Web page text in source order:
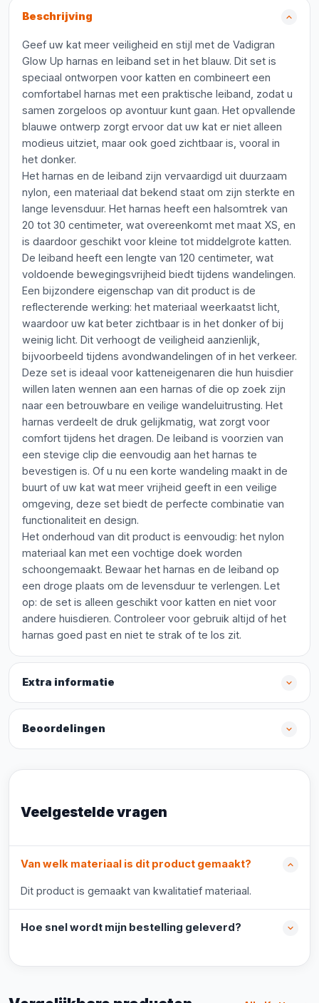
Beschrijving
Geef uw kat meer veiligheid en stijl met de Vadigran
Glow Up harnas en leiband set in het blauw. Dit set is
speciaal ontworpen voor katten en combineert een
comfortabel harnas met een praktische leiband, zodat u
samen zorgeloos op avontuur kunt gaan. Het opvallende
blauwe ontwerp zorgt ervoor dat uw kat er niet alleen
modieus uitziet, maar ook goed zichtbaar is, vooral in
het donker.
Het harnas en de leiband zijn vervaardigd uit duurzaam
nylon, een materiaal dat bekend staat om zijn sterkte en
lange levensduur. Het harnas heeft een halsomtrek van
20 tot 30 centimeter, wat overeenkomt met maat XS, en
is daardoor geschikt voor kleine tot middelgrote katten.
De leiband heeft een lengte van 120 centimeter, wat
voldoende bewegingsvrijheid biedt tijdens wandelingen.
Een bijzondere eigenschap van dit product is de
reflecterende werking: het materiaal weerkaatst licht,
waardoor uw kat beter zichtbaar is in het donker of bij
weinig licht. Dit verhoogt de veiligheid aanzienlijk,
bijvoorbeeld tijdens avondwandelingen of in het verkeer.
Deze set is ideaal voor katteneigenaren die hun huisdier
willen laten wennen aan een harnas of die op zoek zijn
naar een betrouwbare en veilige wandeluitrusting. Het
harnas verdeelt de druk gelijkmatig, wat zorgt voor
comfort tijdens het dragen. De leiband is voorzien van
een stevige clip die eenvoudig aan het harnas te
bevestigen is. Of u nu een korte wandeling maakt in de
buurt of uw kat wat meer vrijheid geeft in een veilige
omgeving, deze set biedt de perfecte combinatie van
functionaliteit en design.
Het onderhoud van dit product is eenvoudig: het nylon
materiaal kan met een vochtige doek worden
schoongemaakt. Bewaar het harnas en de leiband op
een droge plaats om de levensduur te verlengen. Let
op: de set is alleen geschikt voor katten en niet voor
andere huisdieren. Controleer voor gebruik altijd of het
harnas goed past en niet te strak of te los zit.
Extra informatie
Beoordelingen
Veelgestelde vragen
Van welk materiaal is dit product gemaakt?
Dit product is gemaakt van kwalitatief materiaal.
Hoe snel wordt mijn bestelling geleverd?